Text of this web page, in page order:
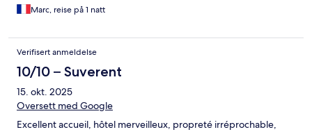
Marc, reise på 1 natt
Verifisert anmeldelse
10/10 – Suverent
15. okt. 2025
Oversett med Google
Excellent accueil, hôtel merveilleux, propreté irréprochable,